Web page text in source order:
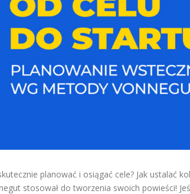
planować i osiągać cele? Jak ustalać
stosował do tworzenia swoich powieści!